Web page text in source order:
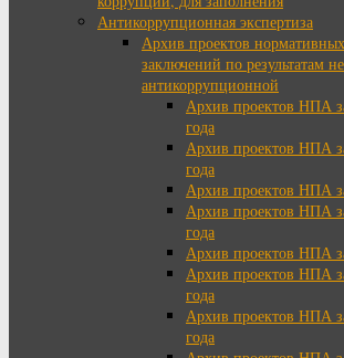
Антикоррупционная экспертиза
Архив проектов
заключений по результатам
антикоррупционной
Архив проектов НПА
года
Архив проектов НПА
года
Архив проектов НПА
Архив проектов НПА
года
Архив проектов НПА
Архив проектов НПА
года
Архив проектов НПА
года